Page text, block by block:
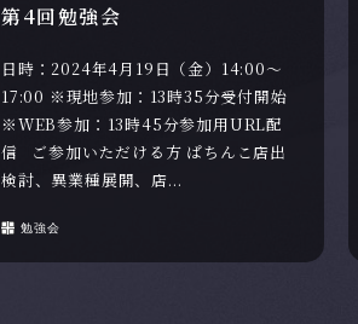
第4回勉強会
日時：2024年4月19日（金）14:00～
17:00 ※現地参加：13時35分受付開始
※WEB参加：13時45分参加用URL配
信 ご参加いただける方 ぱちんこ店出
検討、異業種展開、店...
勉強会